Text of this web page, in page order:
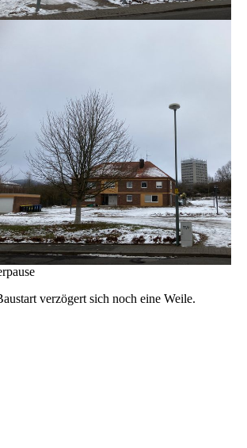
verzögert sich noch eine Weile.